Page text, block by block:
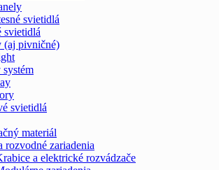
svietidlá
svietidlá
(aj pivničné)
svietidlá
materiál
rozvodné zariadenia
a elektrické rozvádzače